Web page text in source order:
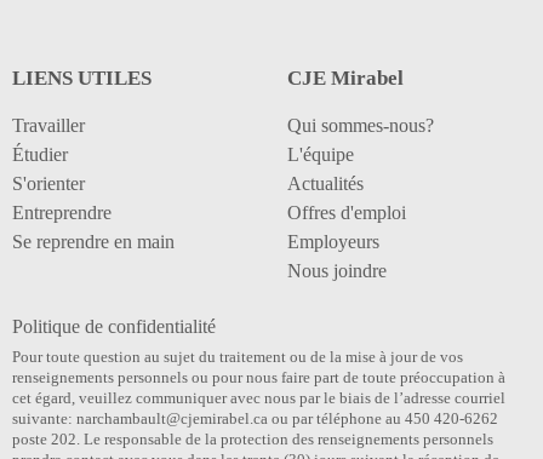
LIENS UTILES
Travailler
Étudier
S'orienter
Entreprendre
Se reprendre en main
CJE Mirabel
Qui sommes-nous?
L'équipe
Actualités
Offres d'emploi
Employeurs
Nous joindre
Politique de confidentialité
Pour toute question au sujet du traitement ou de la mise à jour de vos
renseignements personnels ou pour nous faire part de toute préoccupation à
cet égard, veuillez communiquer avec nous par le biais de l’adresse courriel
suivante: narchambault@cjemirabel.ca ou par téléphone au 450 420-6262
poste 202. Le responsable de la protection des renseignements personnels